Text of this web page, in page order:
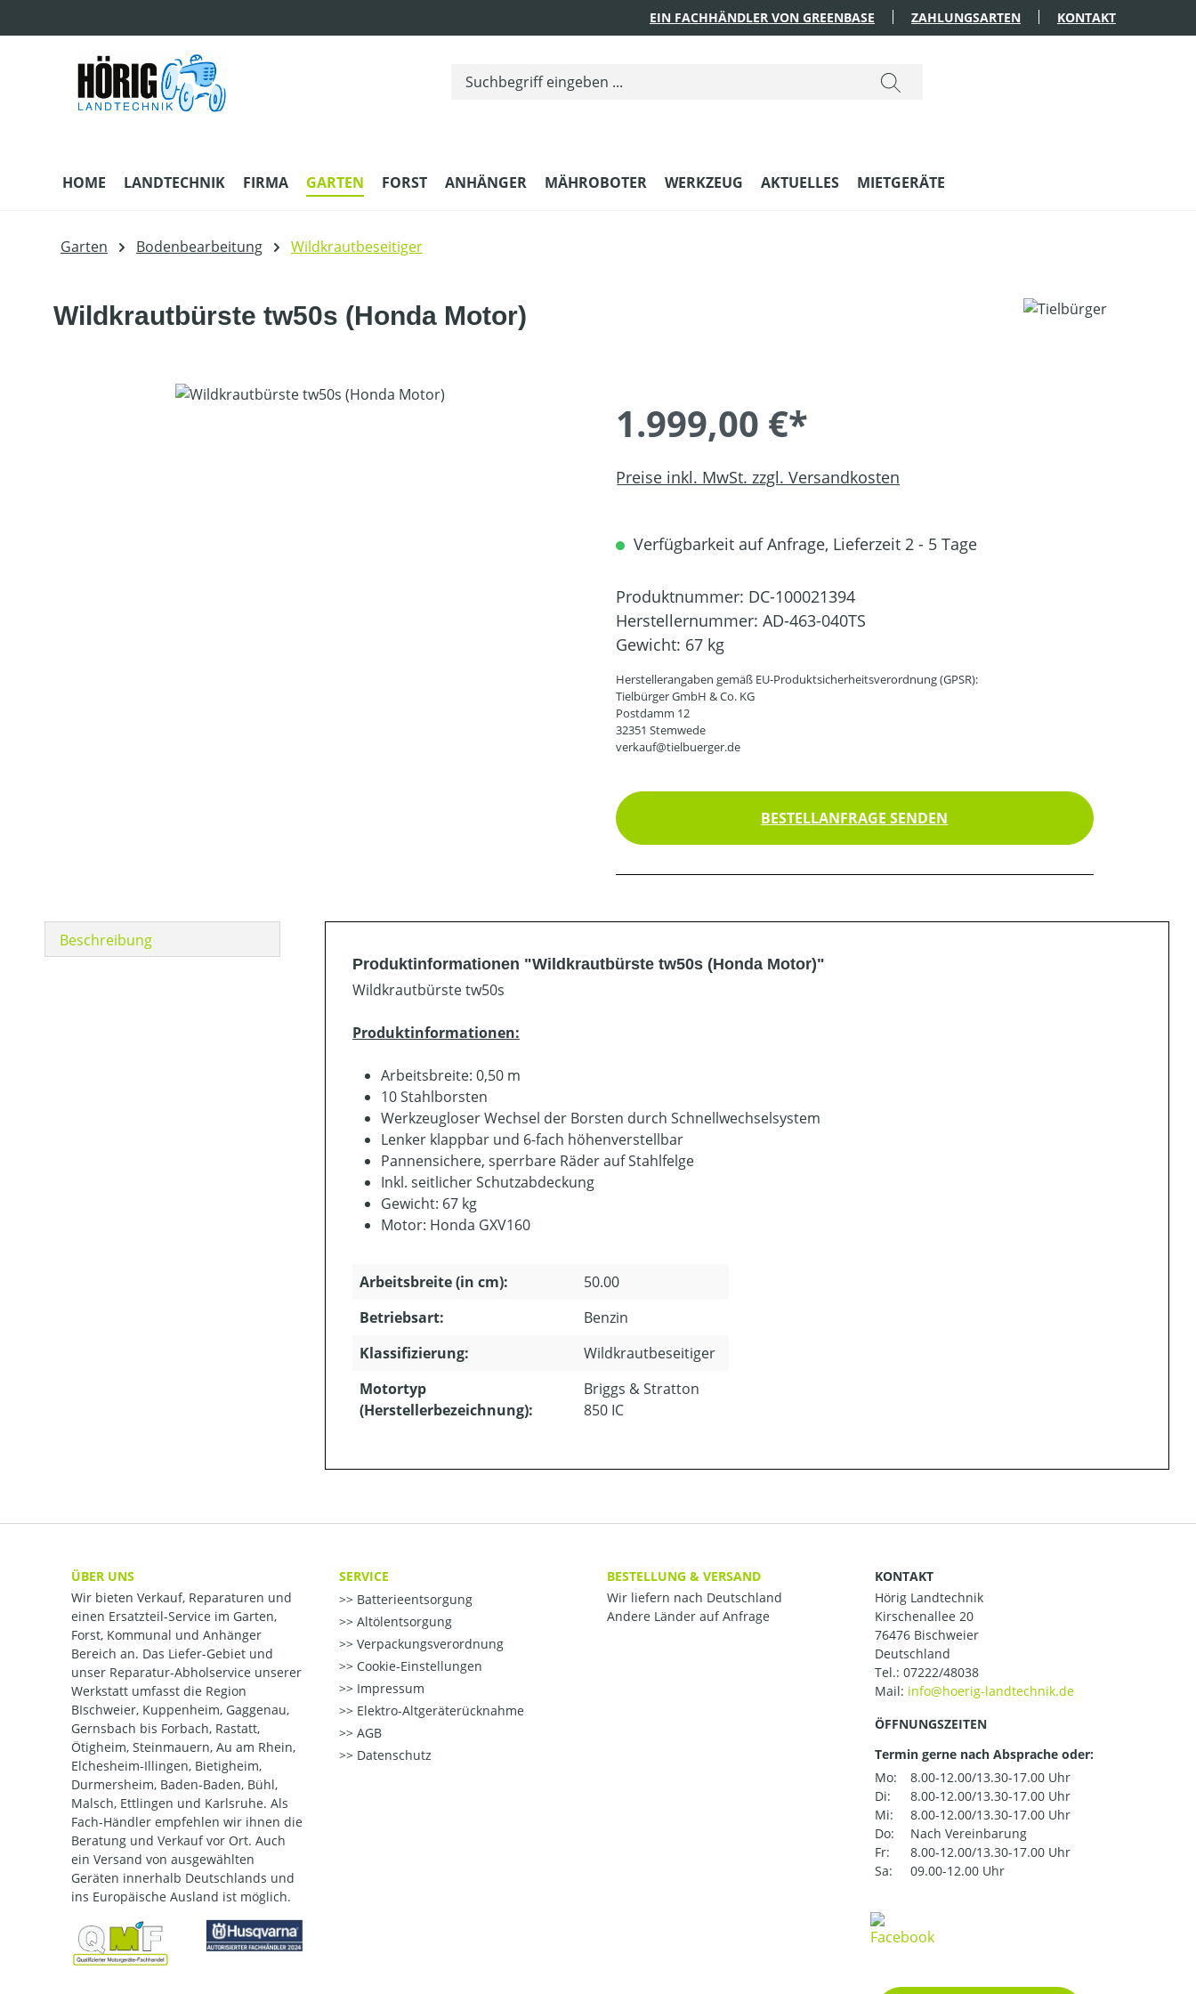
EIN FACHHÄNDLER VON GREENBASE ZAHLUNGSARTEN KONTAKT
HOME LANDTECHNIK FIRMA GARTEN FORST ANHÄNGER MÄHROBOTER WERKZEUG AKTUELLES MIETGERÄTE
Garten Bodenbearbeitung Wildkrautbeseitiger
Wildkrautbürste tw50s (Honda Motor)
Bildergalerie überspringen
1.999,00 €*
Preise inkl. MwSt. zzgl. Versandkosten
Verfügbarkeit auf Anfrage, Lieferzeit 2 - 5 Tage
Produktnummer: DC-100021394
Herstellernummer: AD-463-040TS
Gewicht: 67 kg
Herstellerangaben gemäß EU-Produktsicherheitsverordnung (GPSR):
Tielbürger GmbH & Co. KG
Postdamm 12
32351 Stemwede
verkauf@tielbuerger.de
BESTELLANFRAGE SENDEN
Beschreibung
Produktinformationen "Wildkrautbürste tw50s (Honda Motor)"
Wildkrautbürste tw50s
Produktinformationen:
Arbeitsbreite: 0,50 m
10 Stahlborsten
Werkzeugloser Wechsel der Borsten durch Schnellwechselsystem
Lenker klappbar und 6-fach höhenverstellbar
Pannensichere, sperrbare Räder auf Stahlfelge
Inkl. seitlicher Schutzabdeckung
Gewicht: 67 kg
Motor: Honda GXV160
Arbeitsbreite (in cm):
50.00
Betriebsart:
Benzin
Klassifizierung:
Wildkrautbeseitiger
Motortyp
(Herstellerbezeichnung):
Briggs & Stratton
850 IC
ÜBER UNS
Wir bieten Verkauf, Reparaturen und
einen Ersatzteil-Service im Garten,
Forst, Kommunal und Anhänger
Bereich an. Das Liefer-Gebiet und
unser Reparatur-Abholservice unserer
Werkstatt umfasst die Region
BIschweier, Kuppenheim, Gaggenau,
Gernsbach bis Forbach, Rastatt,
Ötigheim, Steinmauern, Au am Rhein,
Elchesheim-Illingen, Bietigheim,
Durmersheim, Baden-Baden, Bühl,
Malsch, Ettlingen und Karlsruhe. Als
Fach-Händler empfehlen wir ihnen die
Beratung und Verkauf vor Ort. Auch
ein Versand von ausgewählten
Geräten innerhalb Deutschlands und
ins Europäische Ausland ist möglich.
SERVICE
Batterieentsorgung
Altölentsorgung
Verpackungsverordnung
Cookie-Einstellungen
Impressum
Elektro-Altgeräterücknahme
AGB
Datenschutz
BESTELLUNG & VERSAND
Wir liefern nach Deutschland
Andere Länder auf Anfrage
KONTAKT
Hörig Landtechnik
Kirschenallee 20
76476 Bischweier
Deutschland
Tel.: 07222/48038
Mail:
ÖFFNUNGSZEITEN
Termin gerne nach Absprache oder:
Mo:
8.00-12.00/13.30-17.00 Uhr
Di:
8.00-12.00/13.30-17.00 Uhr
Mi:
8.00-12.00/13.30-17.00 Uhr
Do:
Nach Vereinbarung
Fr:
8.00-12.00/13.30-17.00 Uhr
Sa:
09.00-12.00 Uhr